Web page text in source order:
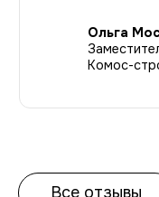
Ольга
Комос-
Все отзывы